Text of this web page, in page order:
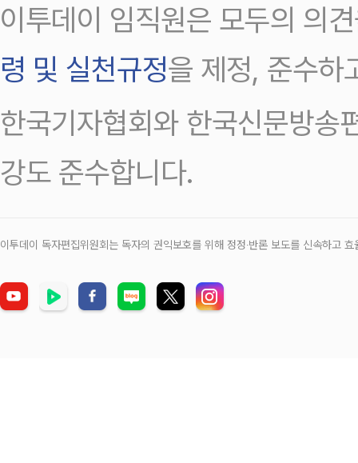
이투데이 임직원은 모두의 의
령 및 실천규정을 제정, 준수하
한국기자협회와 한국신문방송
강도 준수합니다.
이투데이 독자편집위원회는 독자의 권익보호를 위해 정정‧반론 보도를 신속하고